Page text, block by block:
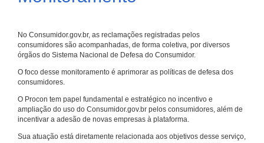
No Consumidor.gov.br, as reclamações registradas pelos
consumidores são acompanhadas, de forma coletiva, por diversos
órgãos do Sistema Nacional de Defesa do Consumidor.
O foco desse monitoramento é aprimorar as políticas de defesa dos
consumidores.
O Procon tem papel fundamental e estratégico no incentivo e
ampliação do uso do Consumidor.gov.br pelos consumidores, além de
incentivar a adesão de novas empresas à plataforma.
Sua atuação está diretamente relacionada aos objetivos desse serviço,